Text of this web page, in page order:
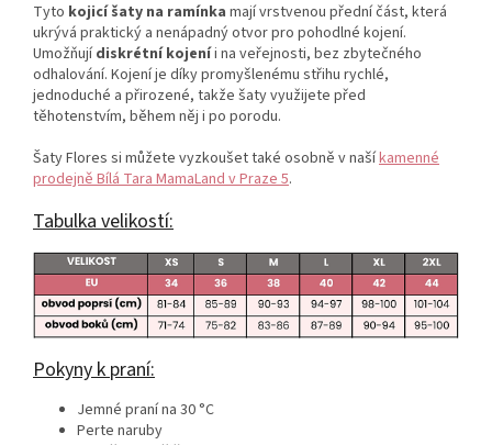
Tyto kojicí šaty na ramínka mají vrstvenou přední část, která
ukrývá praktický a nenápadný otvor pro pohodlné kojení.
Umožňujídiskrétní kojeníi na veřejnosti, bez zbytečného
odhalování. Kojení je díky promyšlenému střihu rychlé,
jednoduché a přirozené, takže šaty využijete před
těhotenstvím, během něj i po porodu.
Šaty Flores si můžete vyzkoušet také osobně v našíkamenné
prodejně Bílá Tara MamaLand v Praze 5.
Tabulka velikostí:
Pokyny k praní:
Jemné praní na 30 °C
Perte naruby